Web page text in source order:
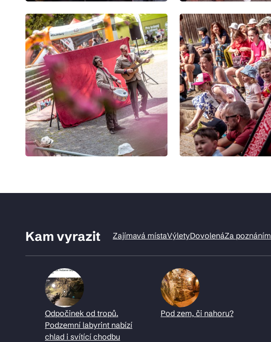
Kam vyrazit Zajímavá místaVýletyDovolenáZa poznáním
Odpočinek od tropů.
Podzemní labyrint nabízí
chlad i svítící chodbu
Pod zem, či nahoru?